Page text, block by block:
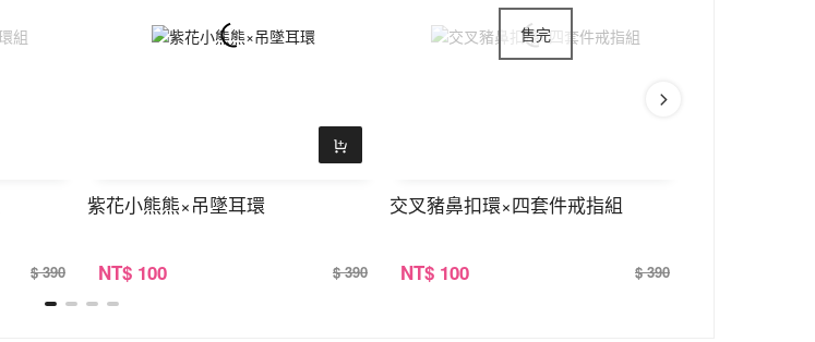
$ 390
紫花小熊熊×吊墜耳環
NT$ 100 $ 390
交叉豬鼻扣環×四套件戒指組
NT$ 100 $ 390